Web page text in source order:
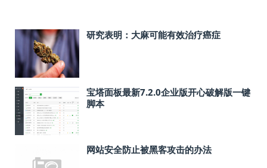
研究表明：大麻可能有效治疗癌症
宝塔面板最新7.2.0企业版开心破解版一键
脚本
网站安全防止被黑客攻击的办法